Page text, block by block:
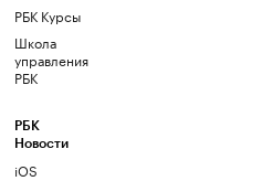
РБК Курсы
Школа
управления
РБК
РБК
Новости
iOS